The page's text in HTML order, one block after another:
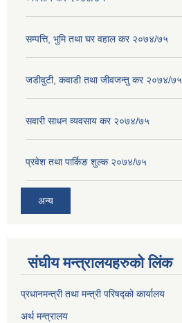
सम्पत्ति, भुमि तथा घर वहाल कर २०७४/७५
जडीवुटी, कवाडी तथा जीवजन्तु कर २०७४/७५
सवारी साधन व्यवसाय कर २०७४/७५
प्रवेश तथा पार्किङ शुल्क २०७४/७५
अन्य
संघीय मन्त्रालयहरुको लिंक
प्रधानमन्त्री तथा मन्त्री परिषद्को कार्यालय
अर्थ मन्त्रालय